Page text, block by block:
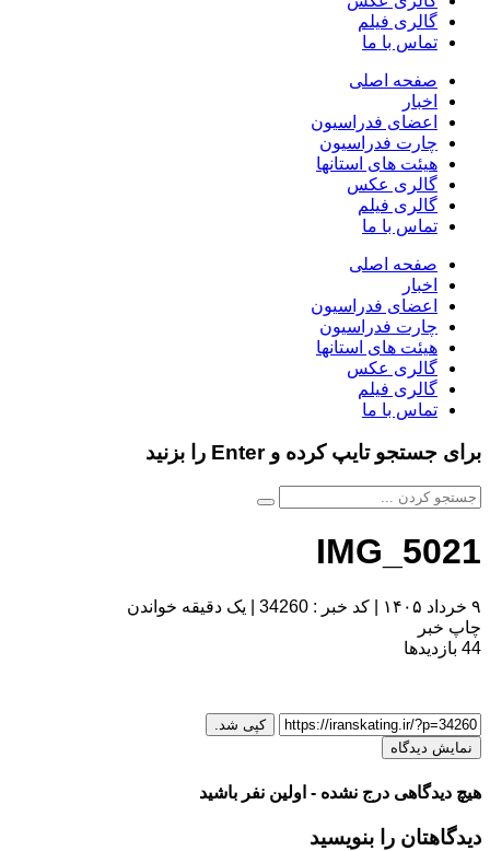
گالری فیلم
تماس با ما
صفحه اصلی
اخبار
اعضای فدراسیون
چارت فدراسیون
هیئت های استانها
گالری عکس
گالری فیلم
تماس با ما
صفحه اصلی
اخبار
اعضای فدراسیون
چارت فدراسیون
هیئت های استانها
گالری عکس
گالری فیلم
تماس با ما
برای جستجو تایپ کرده و Enter را بزنید
IMG_5021
۹ خرداد ۱۴۰۵ کد خبر : 34260
یک دقیقه خواندن
چاپ خبر
44 بازدیدها
کپی شد.
نمایش دیدگاه
هیچ دیدگاهی درج نشده - اولین نفر باشید
دیدگاهتان را بنویسید